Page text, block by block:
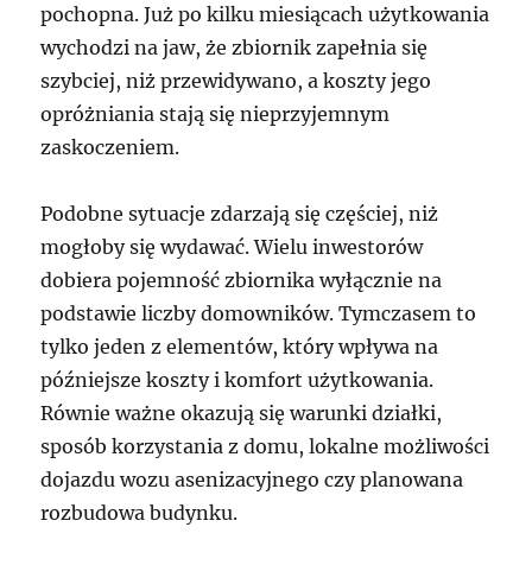
pochopna. Już po kilku miesiącach użytkowania
wychodzi na jaw, że zbiornik zapełnia się
szybciej, niż przewidywano, a koszty jego
opróżniania stają się nieprzyjemnym
zaskoczeniem.
Podobne sytuacje zdarzają się częściej, niż
mogłoby się wydawać. Wielu inwestorów
dobiera pojemność zbiornika wyłącznie na
podstawie liczby domowników. Tymczasem to
tylko jeden z elementów, który wpływa na
późniejsze koszty i komfort użytkowania.
Równie ważne okazują się warunki działki,
sposób korzystania z domu, lokalne możliwości
dojazdu wozu asenizacyjnego czy planowana
rozbudowa budynku.